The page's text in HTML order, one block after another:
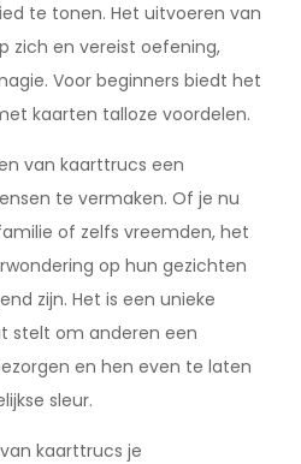
te tonen. Het uitvoeren van
zich en vereist oefening,
Voor beginners biedt het
kaarten talloze voordelen.
van kaarttrucs een
te vermaken. Of je nu
of zelfs vreemden, het
op hun gezichten
zijn. Het is een unieke
stelt om anderen een
en hen even te laten
sleur.
kaarttrucs je